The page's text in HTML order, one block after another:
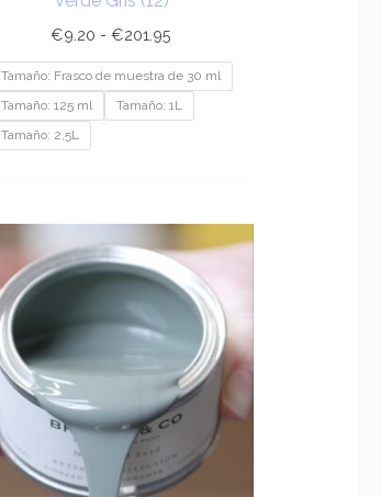
€9.20 - €201.95
Tamaño: Frasco de muestra de 30 ml
Tamaño: 125 ml
Tamaño: 1L
Tamaño: 2,5L
de
precios:
desde
€9.20
hasta
€201.95